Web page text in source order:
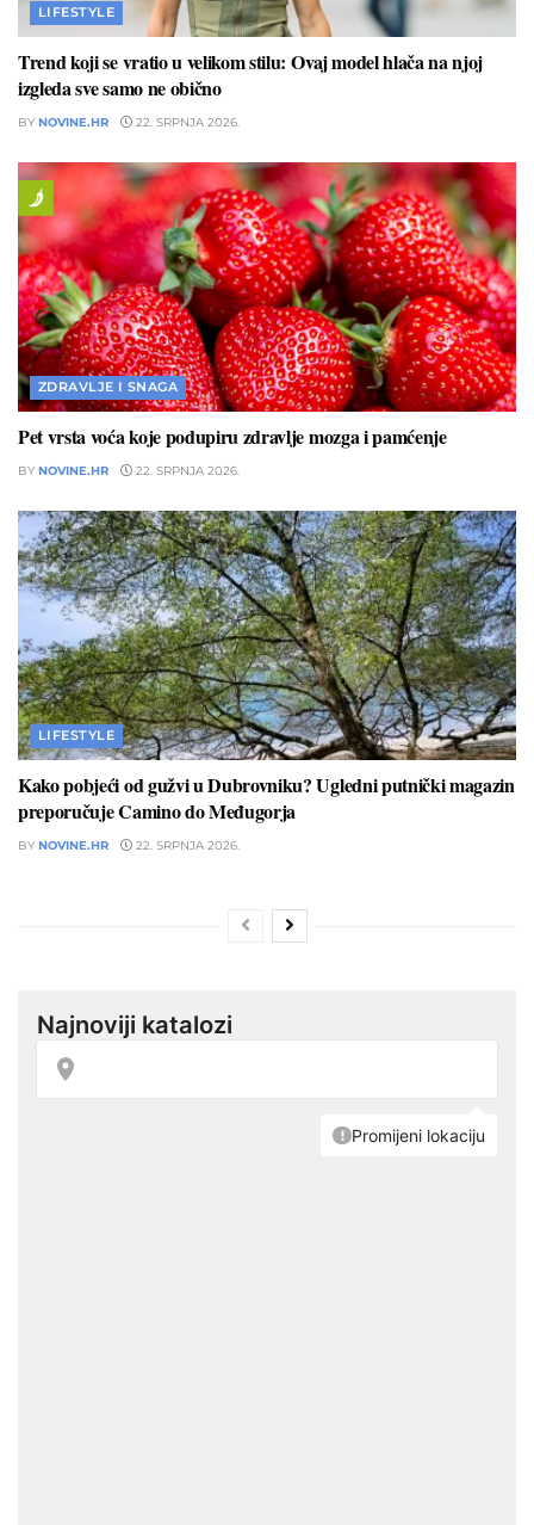
LIFESTYLE
Trend koji se vratio u velikom stilu: Ovaj model hlača na njoj
izgleda sve samo ne obično
BY NOVINE.HR 22. SRPNJA 2026.
ZDRAVLJE I SNAGA
Pet vrsta voća koje podupiru zdravlje mozga i pamćenje
BY NOVINE.HR 22. SRPNJA 2026.
LIFESTYLE
Kako pobjeći od gužvi u Dubrovniku? Ugledni putnički magazin
preporučuje Camino do Međugorja
BY NOVINE.HR 22. SRPNJA 2026.